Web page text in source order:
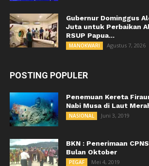
Gubernur Dominggus
Juta untuk Perbaikan
RSUP Papua...
MANOKWARI Agustus 7, 2026
POSTING POPULER
Penemuan Kereta
Nabi Musa di Laut
NASIONAL Juni 3, 2019
BKN : Penerimaan
Bulan Oktober
PEGAF Mei 4, 2019